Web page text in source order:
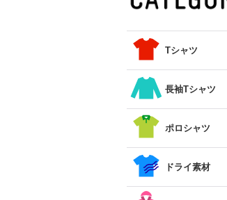
Tシャツ
長袖Tシャツ
ポロシャツ
ドライ素材